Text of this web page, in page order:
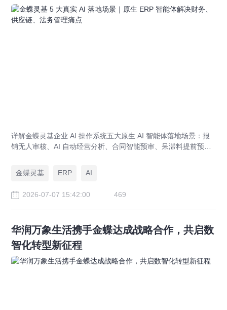
详解金蝶灵基企业 AI 操作系统五大原生 AI 智能体落地场景：报
销无人审核、AI 自动经营分析、合同智能预审、呆滞料提前预
金蝶灵基
ERP AI
2026-07-07 15:42:00 469
华润万象生活携手金蝶达成战略合作，共启数
智化转型新征程